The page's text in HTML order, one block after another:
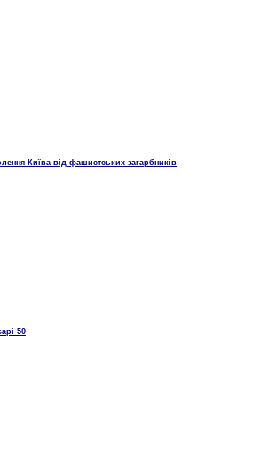
Київа від фашистських загарбників
50